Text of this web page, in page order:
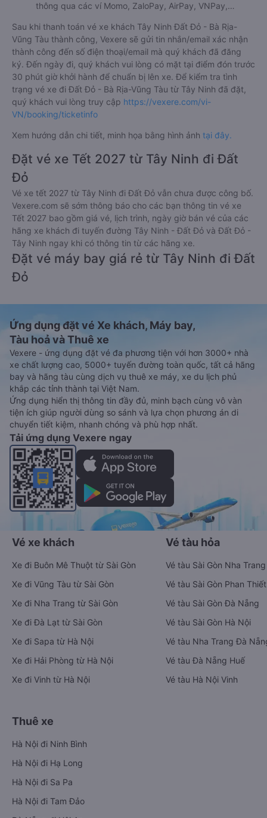
thông qua các ví Momo, ZaloPay, AirPay, VNPay,…
Sau khi thanh toán vé xe khách Tây Ninh Đất Đỏ - Bà Rịa-
Vũng Tàu thành công, Vexere sẽ gửi tin nhắn/email xác nhận
thành công đến số điện thoại/email mà quý khách đã đăng
ký. Đến ngày đi, quý khách vui lòng có mặt tại điểm đón trước
30 phút giờ khởi hành để chuẩn bị lên xe. Để kiểm tra tình
trạng vé xe đi Đất Đỏ - Bà Rịa-Vũng Tàu từ Tây Ninh đã đặt,
quý khách vui lòng truy cập https://vexere.com/vi-
VN/booking/ticketinfo
Xem hướng dẫn chi tiết, minh họa bằng hình ảnh tại đây.
Đặt vé xe Tết 2027 từ Tây Ninh đi Đất
Đỏ
Vé xe tết 2027 từ Tây Ninh đi Đất Đỏ vẫn chưa được công bố.
Vexere.com sẽ sớm thông báo cho các bạn thông tin vé xe
Tết 2027 bao gồm giá vé, lịch trình, ngày giờ bán vé của các
hãng xe khách đi tuyến đường Tây Ninh - Đất Đỏ và Đất Đỏ -
Tây Ninh ngay khi có thông tin từ các hãng xe.
Đặt vé máy bay giá rẻ từ Tây Ninh đi Đất
Đỏ
Ứng dụng đặt vé Xe khách, Máy bay,
Tàu hoả và Thuê xe
Vexere - ứng dụng đặt vé đa phương tiện với hơn 3000+ nhà
xe chất lượng cao, 5000+ tuyến đường toàn quốc, tất cả hãng
bay và hãng tàu cùng dịch vụ thuê xe máy, xe du lịch phủ
khắp các tỉnh thành tại Việt Nam.
Ứng dụng hiển thị thông tin đầy đủ, minh bạch cùng vô vàn
tiện ích giúp người dùng so sánh và lựa chọn phương án di
chuyển tiết kiệm, nhanh chóng và phù hợp nhất.
Tải ứng dụng Vexere ngay
Vé xe khách
Xe đi Buôn Mê Thuột từ Sài Gòn
Xe đi Vũng Tàu từ Sài Gòn
Xe đi Nha Trang từ Sài Gòn
Xe đi Đà Lạt từ Sài Gòn
Xe đi Sapa từ Hà Nội
Xe đi Hải Phòng từ Hà Nội
Xe đi Vinh từ Hà Nội
Vé tàu hỏa
Vé tàu Sài Gòn Nha Trang
Vé tàu Sài Gòn Phan Thiết
Vé tàu Sài Gòn Đà Nẵng
Vé tàu Sài Gòn Hà Nội
Vé tàu Nha Trang Đà
Vé tàu Đà Nẵng Huế
Vé tàu Hà Nội Vinh
Thuê xe
Hà Nội đi Ninh Bình
Hà Nội đi Hạ Long
Hà Nội đi Sa Pa
Hà Nội đi Tam Đảo